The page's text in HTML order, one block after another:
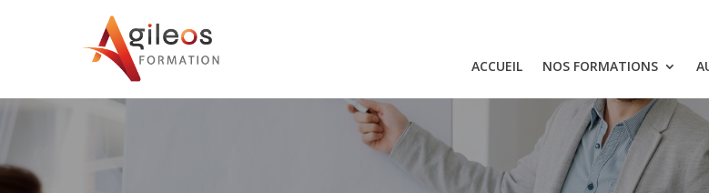
ACCUEIL NOS FORMATIONS